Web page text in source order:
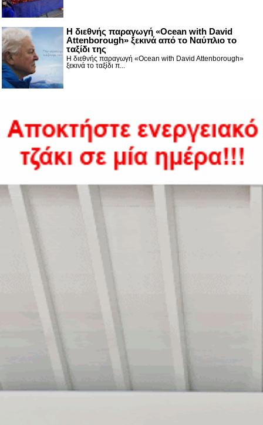
Η διεθνής παραγωγή «Ocean with David
Attenborough» ξεκινά από το Ναύπλιο το
ταξίδι της
Η διεθνής παραγωγή «Ocean with David Attenborough»
ξεκινά το ταξίδι π...